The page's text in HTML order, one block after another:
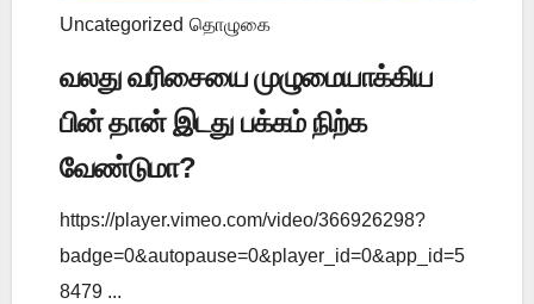
Uncategorized தொழுகை
வலது வரிசையை முழுமையாக்கிய
பின் தான் இடது பக்கம் நிற்க
வேண்டுமா?
https://player.vimeo.com/video/366926298?
badge=0&autopause=0&player_id=0&app_id=5
8479 ...